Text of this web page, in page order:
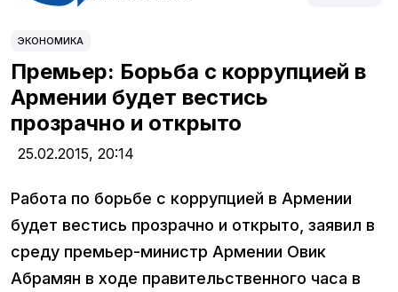
ЭКОНОМИКА
Премьер: Борьба с коррупцией в
Армении будет вестись
прозрачно и открыто
25.02.2015, 20:14
Работа по борьбе с коррупцией в Армении
будет вестись прозрачно и открыто, заявил в
среду премьер-министр Армении Овик
Абрамян в ходе правительственного часа в